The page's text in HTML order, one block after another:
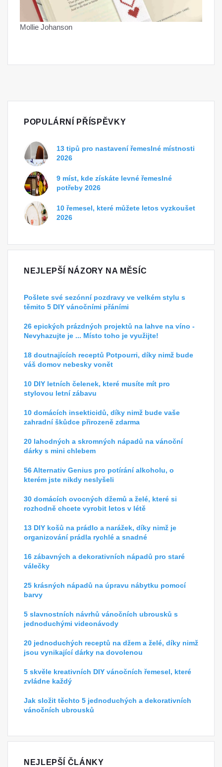
Mollie Johanson
POPULÁRNÍ PŘÍSPĚVKY
13 tipů pro nastavení řemeslné místnosti
2026
9 míst, kde získáte levné řemeslné
potřeby 2026
10 řemesel, které můžete letos vyzkoušet
2026
NEJLEPŠÍ NÁZORY NA MĚSÍC
Pošlete své sezónní pozdravy ve velkém stylu s
těmito 5 DIY vánočními přáními
26 epických prázdných projektů na lahve na víno -
Nevyhazujte je ... Místo toho je využijte!
18 doutnajících receptů Potpourri, díky nimž bude
váš domov nebesky vonět
10 DIY letních čelenek, které musíte mít pro
stylovou letní zábavu
10 domácích insekticidů, díky nimž bude vaše
zahradní škůdce přirozeně zdarma
20 lahodných a skromných nápadů na vánoční
dárky s mini chlebem
56 Alternativ Genius pro potírání alkoholu, o
kterém jste nikdy neslyšeli
30 domácích ovocných džemů a želé, které si
rozhodně chcete vyrobit letos v létě
13 DIY košů na prádlo a narážek, díky nimž je
organizování prádla rychlé a snadné
16 zábavných a dekorativních nápadů pro staré
válečky
25 krásných nápadů na úpravu nábytku pomocí
barvy
5 slavnostních návrhů vánočních ubrousků s
jednoduchými videonávody
20 jednoduchých receptů na džem a želé, díky nimž
jsou vynikající dárky na dovolenou
5 skvěle kreativních DIY vánočních řemesel, které
zvládne každý
Jak složit těchto 5 jednoduchých a dekorativních
vánočních ubrousků
NEJLEPŠÍ ČLÁNKY